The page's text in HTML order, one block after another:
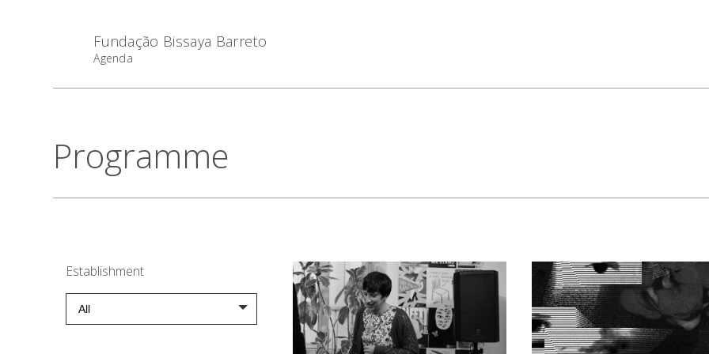
Fundação Bissaya Barreto
Agenda
Programme
Establishment